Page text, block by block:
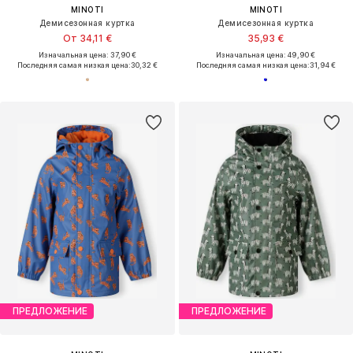
MINOTI
Демисезонная куртка
От 34,11 €
Изначальная цена: 37,90 €
Последняя самая низкая цена:30,32 €
MINOTI
Демисезонная куртка
35,93 €
Изначальная цена: 49,90 €
Последняя самая низкая цена:31,94 €
ПРЕДЛОЖЕНИЕ ПРЕДЛОЖЕНИЕ